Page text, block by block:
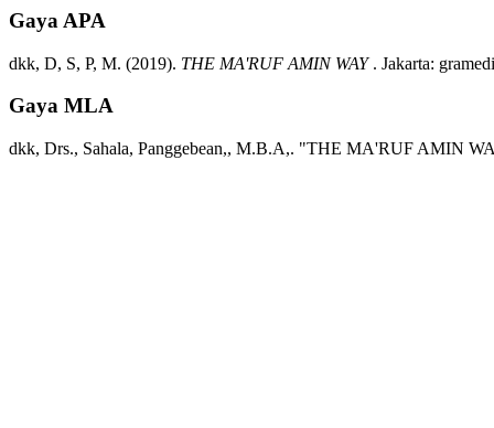
Gaya APA
dkk, D, S, P, M. (2019). THE MA'RUF AMIN WAY. Jakarta:
Gaya MLA
dkk, Drs., Sahala, Panggebean,, M.B.A,. "THE MA'RUF AMIN